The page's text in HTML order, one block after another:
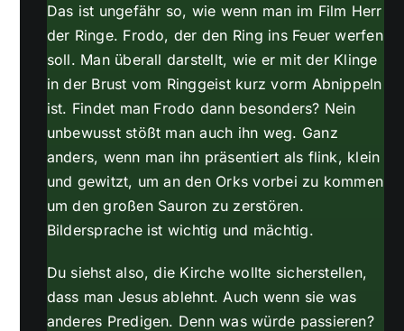
Das ist ungefähr so, wie wenn man im Film Herr
der Ringe. Frodo, der den Ring ins Feuer werfen
soll. Man überall darstellt, wie er mit der Klinge
in der Brust vom Ringgeist kurz vorm Abnippeln
ist. Findet man Frodo dann besonders? Nein
unbewusst stößt man auch ihn weg. Ganz
anders, wenn man ihn präsentiert als flink, klein
und gewitzt, um an den Orks vorbei zu kommen
um den großen Sauron zu zerstören.
Bildersprache ist wichtig und mächtig.
Du siehst also, die Kirche wollte sicherstellen,
dass man Jesus ablehnt. Auch wenn sie was
anderes Predigen. Denn was würde passieren?